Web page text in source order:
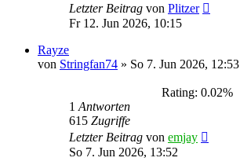
Letzter Beitrag von Plitzer
Fr 12. Jun 2026, 10:15
Rayze
von Stringfan74 » So 7. Jun 2026, 12:53
Rating: 0.02%
1 Antworten
615 Zugriffe
Letzter Beitrag von emjay
So 7. Jun 2026, 13:52